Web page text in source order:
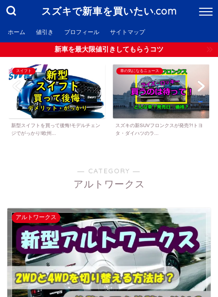
スズキで新車を買いたい.com
ホーム 値引き プロフィール サイトマップ
新車を最大限値引きしてもらうコツ
スイフト
新型スイフトを買って後悔!モデルチェン
ジでがっかり!欧州...
車の気になるニュース
スズキの新SUVフロンクスが発売?!トヨ
タ・ダイハツのラ...
― CATEGORY ―
アルトワークス
アルトワークス